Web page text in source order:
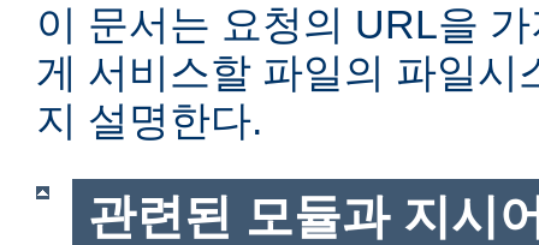
이 문서는 요청의 URL을
게 서비스할 파일의 파일시
지 설명한다.
관련된 모듈과 지시